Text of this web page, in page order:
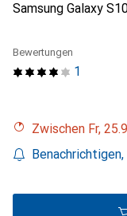
Samsung Galaxy
1
Bewertungen
Zwischen Fr,